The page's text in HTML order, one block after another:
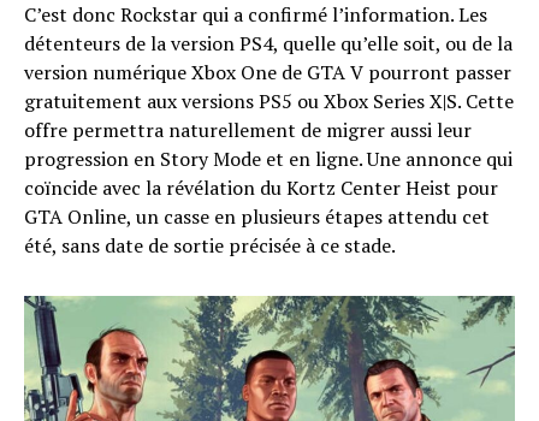
C’est donc Rockstar qui a confirmé l’information. Les
détenteurs de la version PS4, quelle qu’elle soit, ou de la
version numérique Xbox One de GTA V pourront passer
gratuitement aux versions PS5 ou Xbox Series X|S. Cette
offre permettra naturellement de migrer aussi leur
progression en Story Mode et en ligne. Une annonce qui
coïncide avec la révélation du Kortz Center Heist pour
GTA Online, un casse en plusieurs étapes attendu cet
été, sans date de sortie précisée à ce stade.